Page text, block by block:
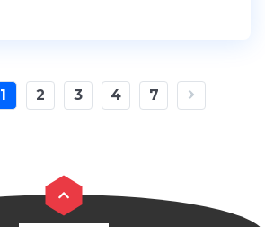
1 2 3 4 7